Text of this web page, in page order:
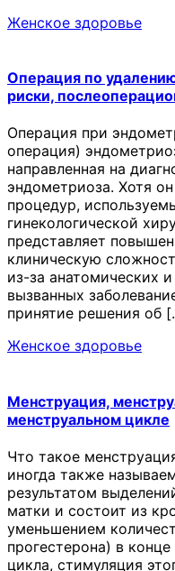
Женское здоровье
Операция по
риски,
Операция при
операция)
направленная на
эндометриоза. Хотя
процедур,
гинекологической
представляет
клиническую
из-за анатомических
вызванных
принятие решения об
Женское здоровье
Менструация,
менструальном цикле
Что такое
иногда также
результатом
матки и состоит из
уменьшением
прогестерона) в
цикла, стимуляция